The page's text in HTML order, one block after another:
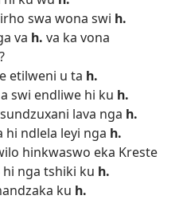
swa wona swi h.
va h. va ka vona
?
etilweni u ta h.
swi endliwe hi ku h.
lava nga h.
hi ndlela leyi nga h.
hinkwaswo eka Kreste
hi nga tshiki ku h.
ku h.